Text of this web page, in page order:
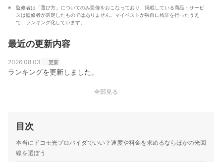
監修者は「選び方」についてのみ監修をおこなっており、掲載している商品・サービ
スは監修者が選定したものではありません。マイベストが独自に検証を行ったうえ
で、ランキング化しています。
最近の更新内容
2026.08.03 更新
ランキングを更新しました。
全部見る
目次
本当にドコモ光プロバイダでいい？速度や料金を求めるならほかの光回
線を選ぼう